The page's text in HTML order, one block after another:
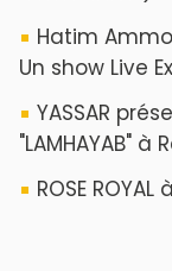
l’équité